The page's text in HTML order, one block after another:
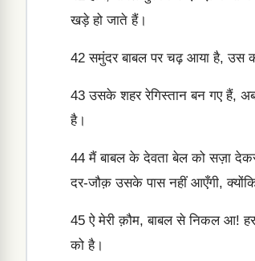
खड़े हो जाते हैं।
42 समुंदर बाबल पर चढ़ आया है, उस
43 उसके शहर रेगिस्तान बन गए हैं,
है।
44 मैं बाबल के देवता बेल को सज़ा
दर-जौक़ उसके पास नहीं आएँगी,
45 ऐ मेरी क़ौम, बाबल से निकल आ!
को है।